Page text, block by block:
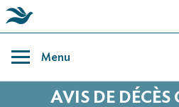
content
Menu
AVIS DE DÉCÈS